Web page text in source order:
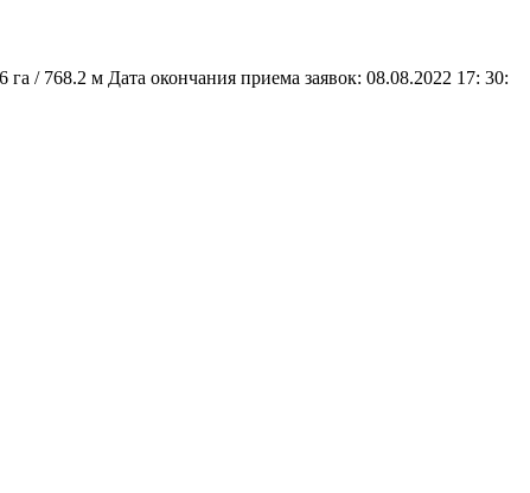
/ 768.2 м Дата окончания приема заявок: 08.08.2022 17: 30: